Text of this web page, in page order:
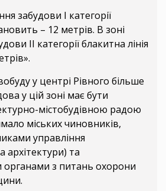
забудови І категорії
– 12 метрів. В зоні
ІІ категорії блакитна лінія
у центрі Рівного більше
у цій зоні має бути
містобудівною радою
міських чиновників,
управління
архітектури) та
з питань охорони